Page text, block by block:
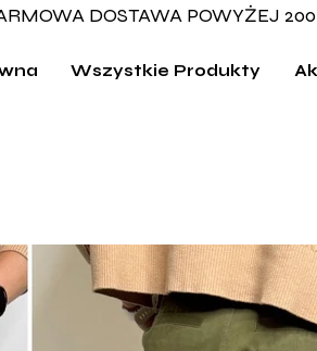
DOSTAWA POWYŻEJ
Wszystkie Produkty